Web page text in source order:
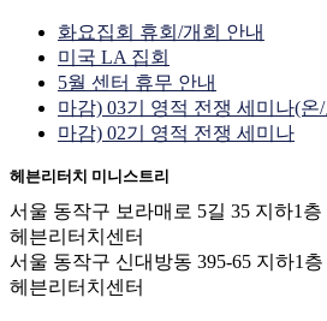
화요집회 휴회/개회 안내
미국 LA 집회
5월 센터 휴무 안내
마감) 03기 영적 전쟁 세미나(온
마감) 02기 영적 전쟁 세미나
헤븐리터치 미니스트리
서울 동작구 보라매로 5길 35 지하1층
헤븐리터치센터
서울 동작구 신대방동 395-65 지하1층
헤븐리터치센터